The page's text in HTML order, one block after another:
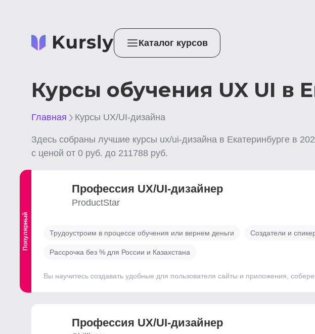
Каталог курсов
Курсы обучения UX UI в
Главная Курсы UX/UI-дизайна
Здесь собраны лучшие курсы ux/ui-дизайна в Екатеринбурге в
с ценой от 0 руб. до 211788 руб.
Популярный
Профессия UX/UI-дизайнер
ProductStar
Трудоустроим в процессе обучения или вернем деньги Создатели и
Рассрочка без % для России и Казахстана
Вы научитесь создавать удобные для пользователя сайты и приложения,
Профессия UX/UI-дизайнер